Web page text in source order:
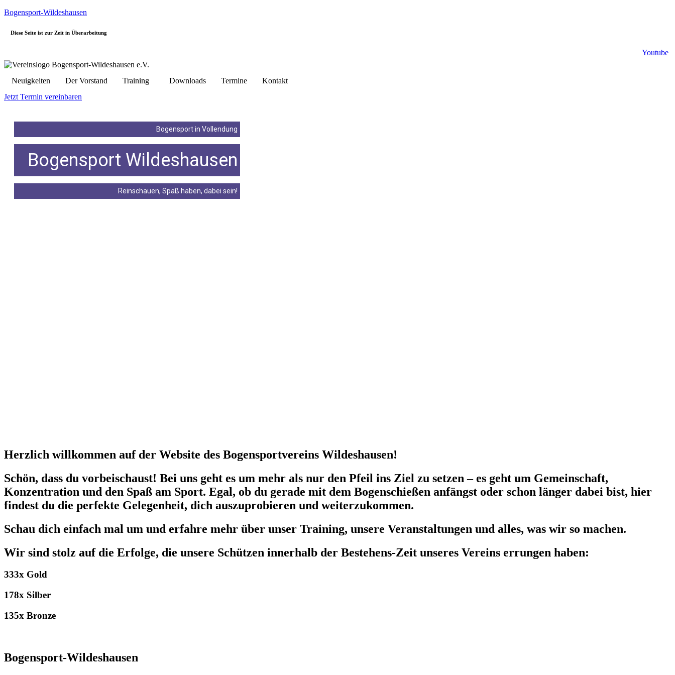
Bogensport-Wildeshausen
Diese Seite ist zur Zeit in Überarbeitung
Youtube
Neuigkeiten Der Vorstand Training Downloads Termine
Kontakt
Jetzt Termin vereinbaren
Bogensport in Vollendung
Bogensport Wildeshausen
Reinschauen, Spaß haben, dabei sein!
Herzlich willkommen auf der Website des Bogensportvereins Wildeshausen!
Schön, dass du vorbeischaust! Bei uns geht es um mehr als nur den Pfeil ins Ziel zu setzen – es geht um Gemeinschaft,
Konzentration und den Spaß am Sport. Egal, ob du gerade mit dem Bogenschießen anfängst oder schon länger dabei bist, hier
findest du die perfekte Gelegenheit, dich auszuprobieren und weiterzukommen.
Schau dich einfach mal um und erfahre mehr über unser Training, unsere Veranstaltungen und alles, was wir so machen.
Wir sind stolz auf die Erfolge, die unsere Schützen innerhalb der Bestehens-Zeit unseres Vereins errungen haben:
333x Gold
178x Silber
135x Bronze
Bogensport-Wildeshausen